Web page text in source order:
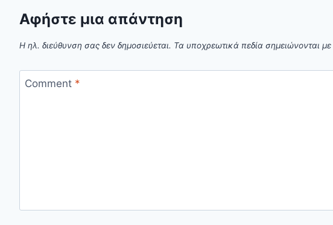
Αφήστε μια απάντηση
Η ηλ. διεύθυνση σας δεν δημοσιεύεται. Τα υποχρεωτικά πεδία σημειώνονται με
Comment *